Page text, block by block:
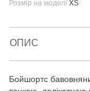
Розмір на моделі XS
ОПИС
Бойшортс